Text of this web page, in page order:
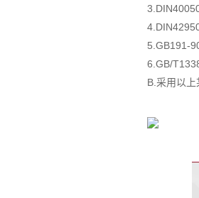
5.GB191-
6.GB/
B.采用以